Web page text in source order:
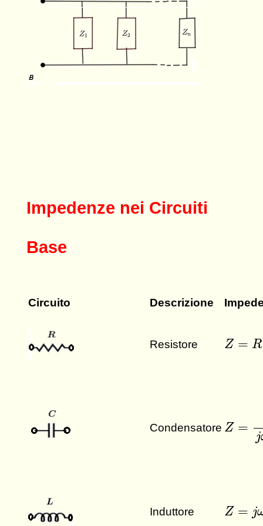
Impedenze nei Circuiti
Base
Circuito Descrizione
Resistore Z = R
Z=
Condensatore Z =
j
Induttore Z = j
Z= L